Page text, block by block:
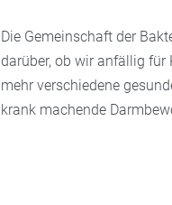
Die Gemeinschaft der
darüber, ob wir anfällig für
mehr verschiedene
krank machende